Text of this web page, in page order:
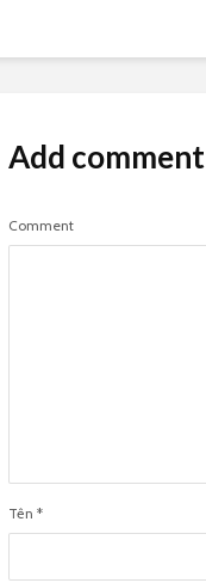
Add comment
Comment
Tên *